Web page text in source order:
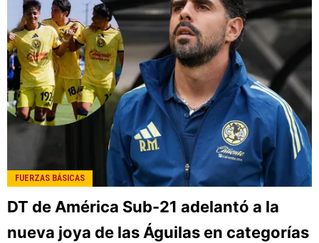
FUERZAS BÁSICAS
DT de América Sub-21 adelantó a la
nueva joya de las Águilas en categorías